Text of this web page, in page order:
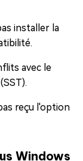
installer la
avec le
reçu l'option
Windows